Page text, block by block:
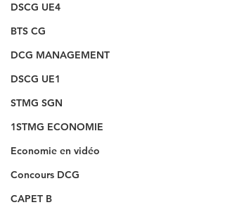
DSCG UE4
BTS CG
DCG MANAGEMENT
DSCG UE1
STMG SGN
1STMG ECONOMIE
Economie en vidéo
Concours DCG
CAPET B